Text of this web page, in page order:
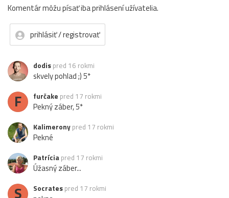
Komentár môžu písať iba prihlásení užívatelia.
prihlásiť / registrovať
dodis pred 16 rokmi
skvely pohlad ;) 5*
F furčake pred 17 rokmi
Pekný záber, 5*
Kalimerony pred 17 rokmi
Pekné
Patrícia pred 17 rokmi
Úžasný záber...
S Socrates pred 17 rokmi